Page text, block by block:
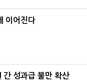
이어진다
간 성과급 불만 확산